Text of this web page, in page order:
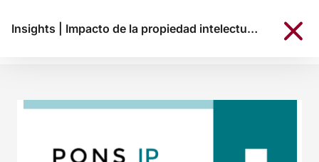
Insights Impacto de la propiedad intelectual en empresas colombianas